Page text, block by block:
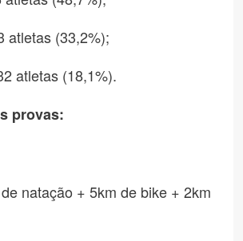
atletas (33,2%);
atletas (18,1%).
provas:
natação + 5km de bike + 2km